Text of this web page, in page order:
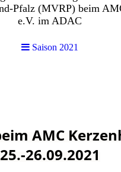
Pfalz (MVRP) beim
e.V. im ADAC
Saison 2021
AMC
25.-26.09.2021